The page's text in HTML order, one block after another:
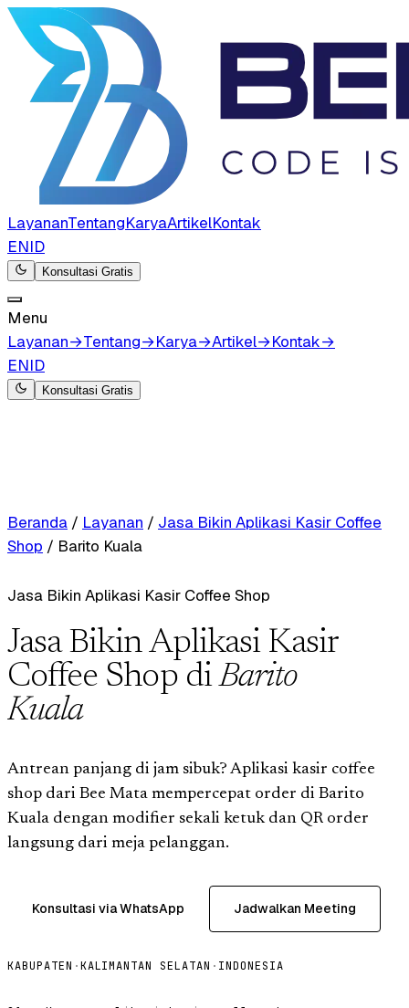
LayananTentangKaryaArtikelKontak
ENID
Konsultasi Gratis
Menu
Layanan→Tentang→Karya→Artikel→Kontak→
ENID
Konsultasi Gratis
Beranda / Layanan / Jasa Bikin Aplikasi Kasir Coffee
Shop / Barito Kuala
Jasa Bikin Aplikasi Kasir Coffee Shop
Jasa Bikin Aplikasi Kasir
Coffee Shop diBarito
Kuala
Antrean panjang di jam sibuk? Aplikasi kasir coffee
shop dari Bee Mata mempercepat order di Barito
Kuala dengan modifier sekali ketuk dan QR order
langsung dari meja pelanggan.
Konsultasi via WhatsApp Jadwalkan Meeting
KABUPATEN ·KALIMANTAN SELATAN · INDONESIA